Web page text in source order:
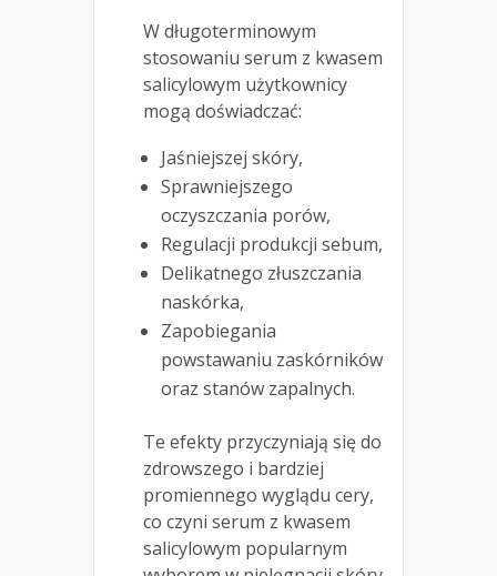
W długoterminowym
stosowaniu serum z kwasem
salicylowym użytkownicy
mogą doświadczać:
Jaśniejszej skóry,
Sprawniejszego
oczyszczania porów,
Regulacji produkcji sebum,
Delikatnego złuszczania
naskórka,
Zapobiegania
powstawaniu zaskórników
oraz stanów zapalnych.
Te efekty przyczyniają się do
zdrowszego i bardziej
promiennego wyglądu cery,
co czyni serum z kwasem
salicylowym popularnym